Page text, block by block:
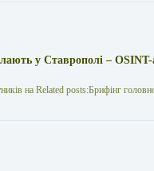
у Ставрополі – OSINT-
на Related posts:Брифінг